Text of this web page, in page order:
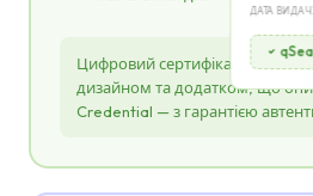
ДАТА ВИДАЧІ
Цифровий сертифікат з
дизайном та додатком, що
Credential — з гарантією